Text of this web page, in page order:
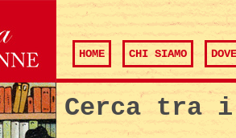
HOME CHI SIAMO
Cerca tra